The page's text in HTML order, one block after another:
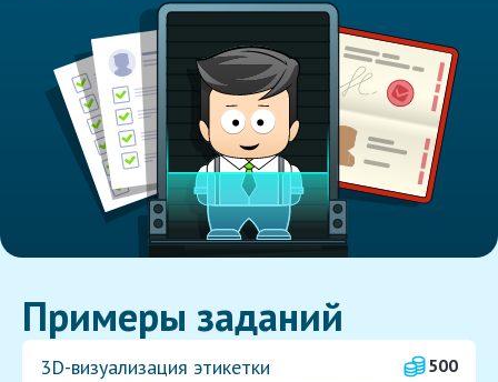
Примеры заданий
3D-визуализация этикетки
500